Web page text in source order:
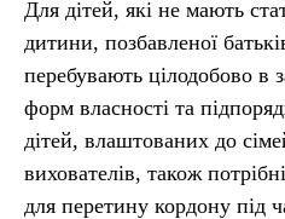
Для дітей, які не мають
дитини, позбавленої
перебувають цілодобово в
форм власності та
дітей, влаштованих до
вихователів, також
для перетину кордону під